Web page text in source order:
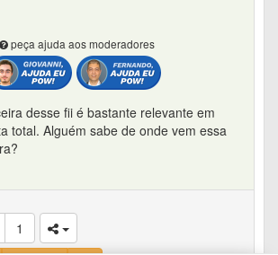
peça ajuda aos moderadores
desse fii é bastante relevante em
total. Alguém sabe de onde vem essa
1